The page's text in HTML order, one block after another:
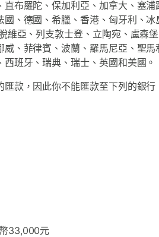
布羅陀、保加利亞、加拿大、塞浦
、德國、希臘、香港、匈牙利、冰
維亞、列支敦士登、立陶宛、盧森
、菲律賓、波蘭、羅馬尼亞、聖馬
班牙、瑞典、瑞士、英國和美國。
款，因此你不能匯款至下列的銀行
33,000元